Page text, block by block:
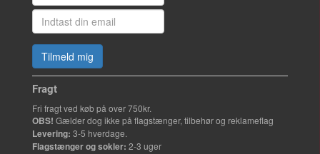
Tilmeld mig
Fragt
Fri fragt ved køb på over 750kr.
OBS! Gælder dog ikke på flagstænger, tilbehør og reklameflag
Levering: 3-5 hverdage.
Flagstænger og sokler: 2-3 uger